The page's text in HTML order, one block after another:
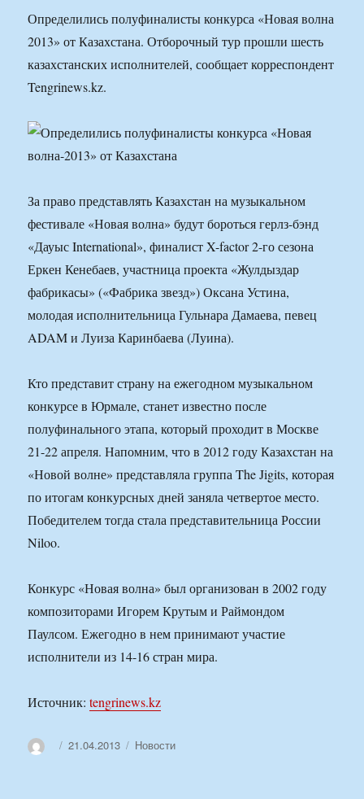
Определились полуфиналисты конкурса «Новая волна
2013» от Казахстана. Отборочный тур прошли шесть
казахстанских исполнителей, сообщает корреспондент
Tengrinews.kz.
За право представлять Казахстан на музыкальном
фестивале «Новая волна» будут бороться герлз-бэнд
«Дауыс International», финалист X-factor 2-го сезона
Еркен Кенебаев, участница проекта «Жулдыздар
фабрикасы» («Фабрика звезд») Оксана Устина,
молодая исполнительница Гульнара Дамаева, певец
ADAM и Луиза Каринбаева (Луина).
Кто представит страну на ежегодном музыкальном
конкурсе в Юрмале, станет известно после
полуфинального этапа, который проходит в Москве
21-22 апреля. Напомним, что в 2012 году Казахстан на
«Новой волне» представляла группа The Jigits, которая
по итогам конкурсных дней заняла четвертое место.
Победителем тогда стала представительница России
Niloo.
Конкурс «Новая волна» был организован в 2002 году
композиторами Игорем Крутым и Раймондом
Паулсом. Ежегодно в нем принимают участие
исполнители из 14-16 стран мира.
Источник:tengrinews.kz
АвторОпубликовано
21.04.2013 Рубрики
Новости